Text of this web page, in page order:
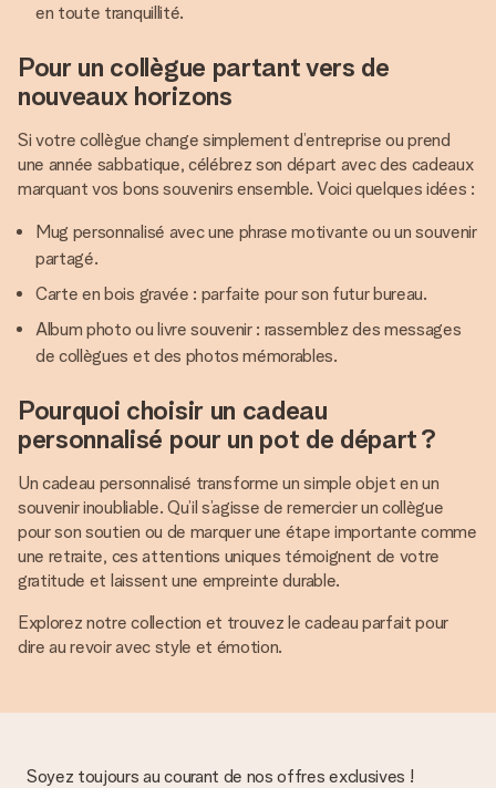
en toute tranquillité.
Pour un collègue partant vers de
nouveaux horizons
Si votre collègue change simplement d’entreprise ou prend
une année sabbatique, célébrez son départ avec des cadeaux
marquant vos bons souvenirs ensemble. Voici quelques idées :
Mug personnalisé avec une phrase motivante ou un souvenir
partagé.
Carte en bois gravée : parfaite pour son futur bureau.
Album photo ou livre souvenir : rassemblez des messages
de collègues et des photos mémorables.
Pourquoi choisir un cadeau
personnalisé pour un pot de départ ?
Un cadeau personnalisé transforme un simple objet en un
souvenir inoubliable. Qu’il s’agisse de remercier un collègue
pour son soutien ou de marquer une étape importante comme
une retraite, ces attentions uniques témoignent de votre
gratitude et laissent une empreinte durable.
Explorez notre collection et trouvez le cadeau parfait pour
dire au revoir avec style et émotion.
Soyez toujours au courant de nos offres exclusives !